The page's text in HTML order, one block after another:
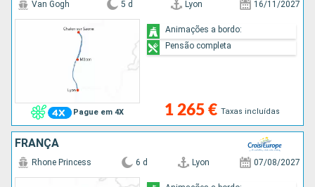
Pague em 4X
Van Gogh 5 d Lyon 16/11/2027
1 265 € Taxas incluídas
Animações a bordo:
Pensão completa
FRANÇA
Rhone Princess 6 d Lyon 07/08/2027